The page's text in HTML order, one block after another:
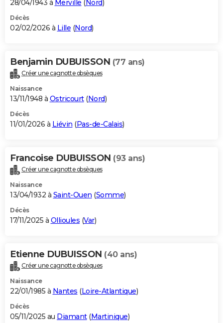
28/04/1943 à Merville ( Nord)
Décès
02/02/2026 à Lille (Nord)
Benjamin DUBUISSON (77 ans)
Créer une cagnotte obsèques
Naissance
13/11/1948 à Ostricourt(Nord)
Décès
11/01/2026 à Liévin (Pas-de-Calais)
Francoise DUBUISSON (93 ans)
Créer une cagnotte obsèques
Naissance
13/04/1932 à Saint-Ouen (Somme)
Décès
17/11/2025 à Ollioules (Var)
Etienne DUBUISSON (40 ans)
Créer une cagnotte obsèques
Naissance
22/01/1985 à Nantes (Loire-Atlantique)
Décès
05/11/2025 au Diamant(Martinique)